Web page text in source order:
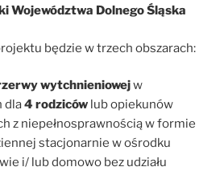
Województwa Dolnego Śląska
będzie w trzech obszarach:
wytchnieniowejw
dla4 rodziców lub opiekunów
z niepełnosprawnością w formie
stacjonarnie w ośrodku
i/ lub domowo bez udziału